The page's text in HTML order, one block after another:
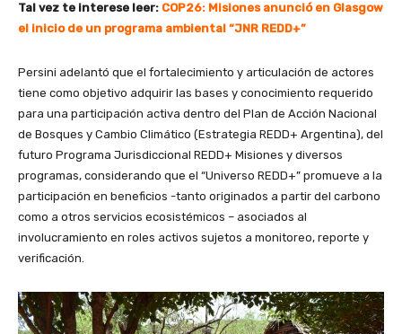
Tal vez te interese leer: COP26: Misiones anunció en Glasgow
el inicio de un programa ambiental “JNR REDD+”
Persini adelantó que el fortalecimiento y articulación de actores
tiene como objetivo adquirir las bases y conocimiento requerido
para una participación activa dentro del Plan de Acción Nacional
de Bosques y Cambio Climático (Estrategia REDD+ Argentina), del
futuro Programa Jurisdiccional REDD+ Misiones y diversos
programas, considerando que el “Universo REDD+” promueve a la
participación en beneficios -tanto originados a partir del carbono
como a otros servicios ecosistémicos – asociados al
involucramiento en roles activos sujetos a monitoreo, reporte y
verificación.